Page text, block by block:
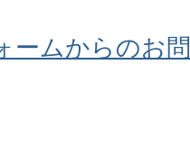
ームからのお